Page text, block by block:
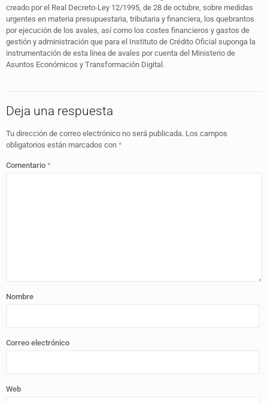
creado por el Real Decreto-Ley 12/1995, de 28 de octubre, sobre medidas
urgentes en materia presupuestaria, tributaria y financiera, los quebrantos
por ejecución de los avales, así como los costes financieros y gastos de
gestión y administración que para el Instituto de Crédito Oficial suponga la
instrumentación de esta línea de avales por cuenta del Ministerio de
Asuntos Económicos y Transformación Digital.
Deja una respuesta
Tu dirección de correo electrónico no será publicada. Los campos
obligatorios están marcados con *
Comentario *
Nombre
Correo electrónico
Web